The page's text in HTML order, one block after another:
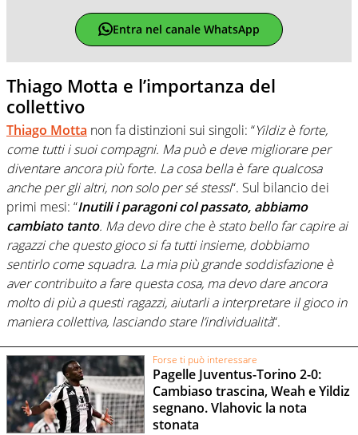
Entra nel canale WhatsApp
Thiago Motta e l’importanza del
collettivo
Thiago Motta non fa distinzioni sui singoli: “Yildiz è forte,
come tutti i suoi compagni. Ma può e deve migliorare per
diventare ancora più forte. La cosa bella è fare qualcosa
anche per gli altri, non solo per sé stessi“. Sul bilancio dei
primi mesi: “Inutili i paragoni col passato, abbiamo
cambiato tanto. Ma devo dire che è stato bello far capire ai
ragazzi che questo gioco si fa tutti insieme, dobbiamo
sentirlo come squadra. La mia più grande soddisfazione è
aver contribuito a fare questa cosa, ma devo dare ancora
molto di più a questi ragazzi, aiutarli a interpretare il gioco in
maniera collettiva, lasciando stare l’individualità“.
Forse ti può interessare
Pagelle Juventus-Torino 2-0:
Cambiaso trascina, Weah e Yildiz
segnano. Vlahovic la nota
stonata